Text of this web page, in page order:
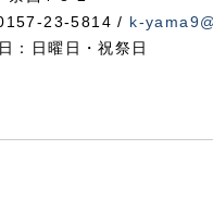
23-5814 / k-
：日曜日・祝祭日